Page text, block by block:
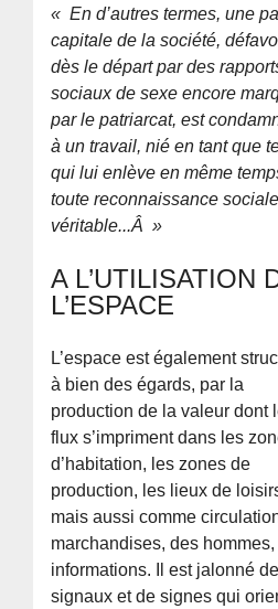
« En d’autres termes, une
capitale de la société,
dès le départ par des
sociaux de sexe encore
par le patriarcat, est
à un travail, nié en tant que
qui lui enlève en même
toute reconnaissance sociale
véritable...Â »
A L’UTILISATION
L’ESPACE
L’espace est également
à bien des égards, par la
production de la valeur dont
flux s’impriment dans les
d’habitation, les zones de
production, les lieux de
mais aussi comme
marchandises, des
informations. Il est jalonné de
signaux et de signes qui